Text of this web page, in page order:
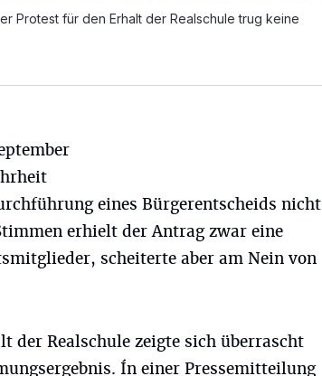
Protest für den Erhalt der Realschule trug keine
eines Bürgerentscheids nicht
erhielt der Antrag zwar eine
scheiterte aber am Nein von
der Realschule zeigte sich überrascht
Ín einer Pressemitteilung